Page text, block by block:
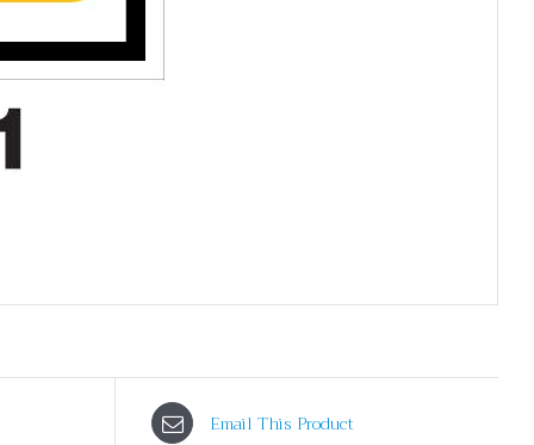
Email This Product